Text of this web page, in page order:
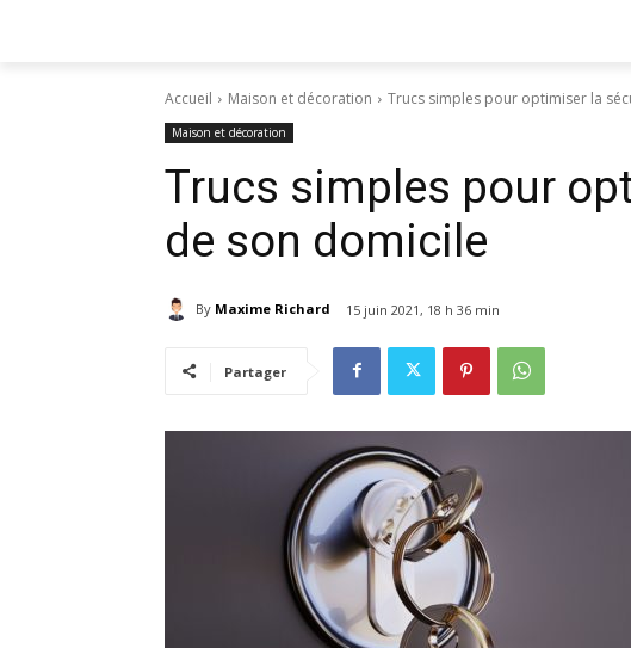
Accueil Maison et décoration Trucs simples pour optimiser la
Maison et décoration
Trucs simples pour
de son domicile
By Maxime Richard 15 juin 2021, 18 h 36 min
Partager